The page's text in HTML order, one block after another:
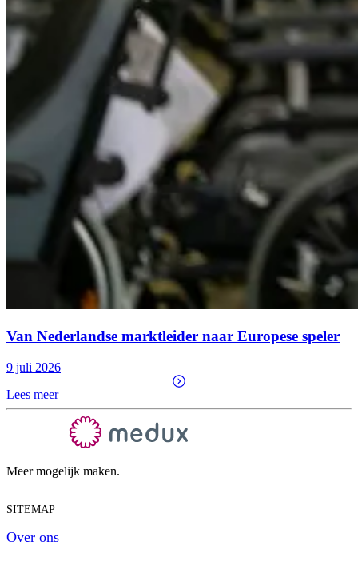
Van Nederlandse marktleider naar Europese speler
9 juli 2026
Lees meer
Meer mogelijk maken.
SITEMAP
Over ons